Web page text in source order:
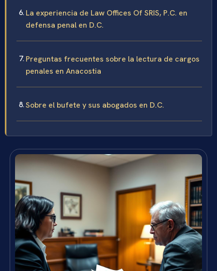
La experiencia de Law Offices Of SRIS, P.C. en
defensa penal en D.C.
Preguntas frecuentes sobre la lectura de cargos
penales en Anacostia
Sobre el bufete y sus abogados en D.C.